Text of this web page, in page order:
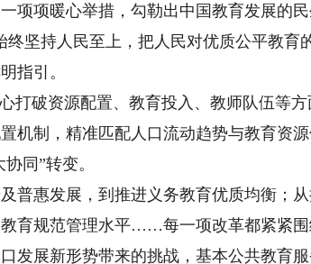
项暖心举措，勾勒出中国教育发展的民
终坚持人民至上，把人民对优质公平教育
指引。
破资源配置、教育投入、教师队伍等方
机制，精准匹配人口流动趋势与教育资
同”转变。
惠发展，到推进义务教育优质均衡；从
育规范管理水平……每一项改革都紧紧围
展新形势带来的挑战，基本公共教育服